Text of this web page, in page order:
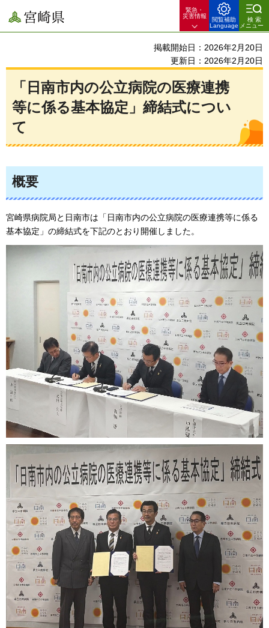
宮崎県
緊急・
災害情報
閲覧補助
Language
検索
メニュー
掲載開始日：2026年2月20日
更新日：2026年2月20日
「日南市内の公立病院の医療連携
等に係る基本協定」締結式につい
て
概要
宮崎県病院局と日南市は「日南市内の公立病院の医療連携等に係る
基本協定」の締結式を下記のとおり開催しました。